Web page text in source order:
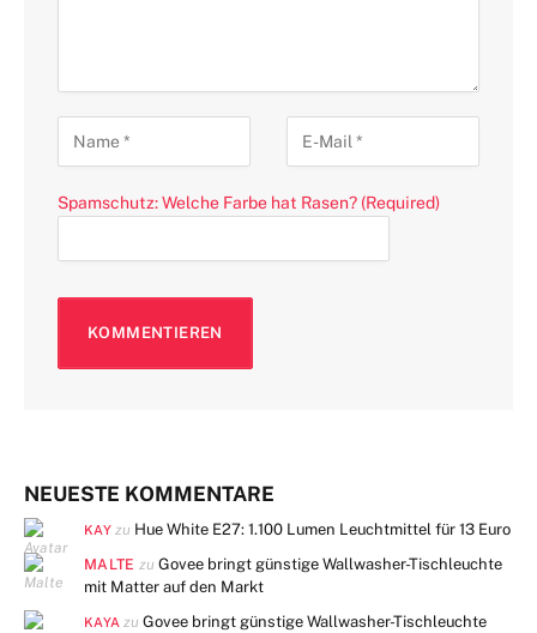
Spamschutz: Welche Farbe hat Rasen? (Required)
NEUESTE KOMMENTARE
KAY zu Hue White E27: 1.100 Lumen Leuchtmittel für 13 Euro
MALTE zu Govee bringt günstige Wallwasher-Tischleuchte
mit Matter auf den Markt
KAYA zuGovee bringt günstige Wallwasher-Tischleuchte